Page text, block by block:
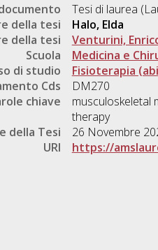
Tesi di laurea
della tesi
Halo, Elda
della tesi
Venturini,
Scuola
Medicina e
di studio
Fisioterapia
Cds
DM270
chiave
musculoskeletal
therapy
della Tesi
26 Novembre
URI
https://